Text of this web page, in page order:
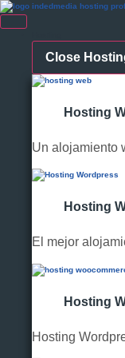
Close
Hosting
Un alojamiento
Hosting
El mejor
Hosting
Hosting